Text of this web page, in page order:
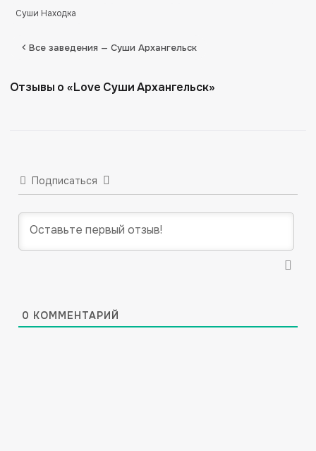
Суши Находка
Все заведения — Суши Архангельск
Отзывы о «Love Суши Архангельск»
Подписаться
0 КОММЕНТАРИЙ